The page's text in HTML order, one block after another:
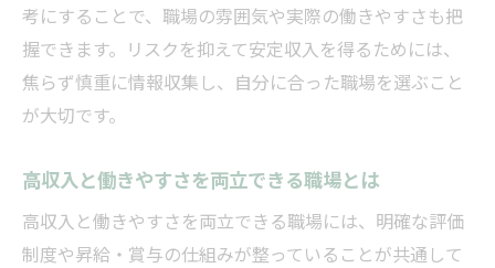
考にすることで、職場の雰囲気や実際の働きやすさも把
握できます。リスクを抑えて安定収入を得るためには、
焦らず慎重に情報収集し、自分に合った職場を選ぶこと
が大切です。
高収入と働きやすさを両立できる職場とは
高収入と働きやすさを両立できる職場には、明確な評価
制度や昇給・賞与の仕組みが整っていることが共通して